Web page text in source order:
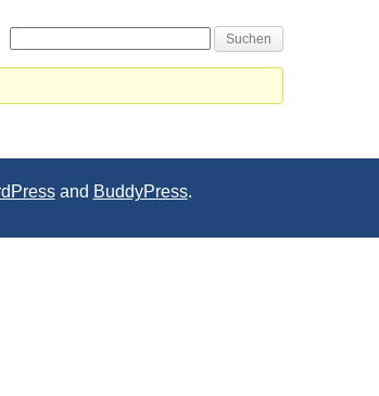
and BuddyPress.